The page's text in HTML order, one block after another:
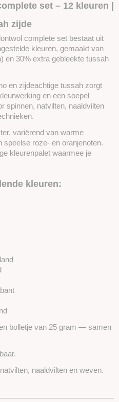
set – 12 kleuren |
zijde
complete set bestaat uit
kleuren, gemaakt van
en 30% extra gebleekte tussah
en zijdeachtige tussah zorgt
en een soepel
spinnen, natvilten, naaldvilten
variërend van warme
speelse roze- en oranjenoten.
kleurenpalet waarmee je
kleuren:
bolletje van 25 gram — samen
naaldvilten en weven.